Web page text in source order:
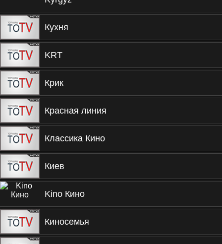
Кухня
KRT
Крик
Красная линия
Классика Кино
Киев
Kino Кино
Киносемья